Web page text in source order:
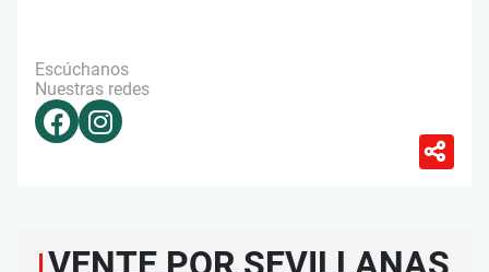
Escúchanos
Nuestras redes